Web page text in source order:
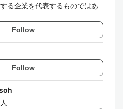
る企業を代表するものではあ
Follow
Follow